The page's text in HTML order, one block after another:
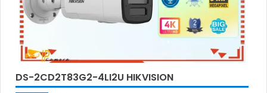
DS-2CD2T83G2-4LI2U HIKVISION